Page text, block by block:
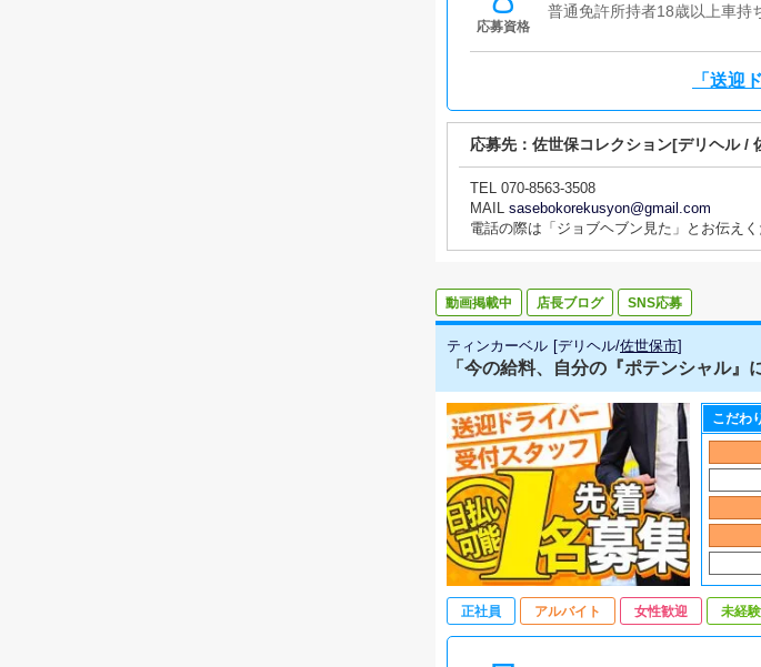
応募資格
普通免許所持者18歳以上車持
「送迎
応募先： 佐世保コレクション[デリヘル /
TEL 070-8563-3508
MAIL sasebokorekusyon@gmail.com
電話の際は「ジョブヘブン見た」とお伝えく
動画掲載中 店長ブログ SNS応募
ティンカーベル [デリヘル/佐世保市]
「今の給料、自分の『ポテンシャル
こだわ
正社員 アルバイト 女性歓迎 未経